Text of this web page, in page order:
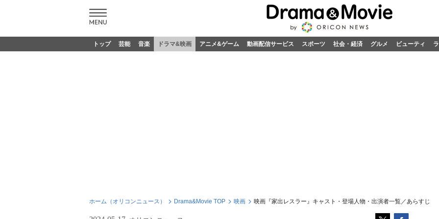
トップ 芸能 音楽 ドラマ&映画 アニメ&ゲーム 動画配信サービス スポーツ 社会・経済 グルメ ビューティ
ホーム（オリコンニュース） Drama&Movie TOP 映画 映画『家出レスラー』キャスト・登場人物・出演者一覧／あらすじ